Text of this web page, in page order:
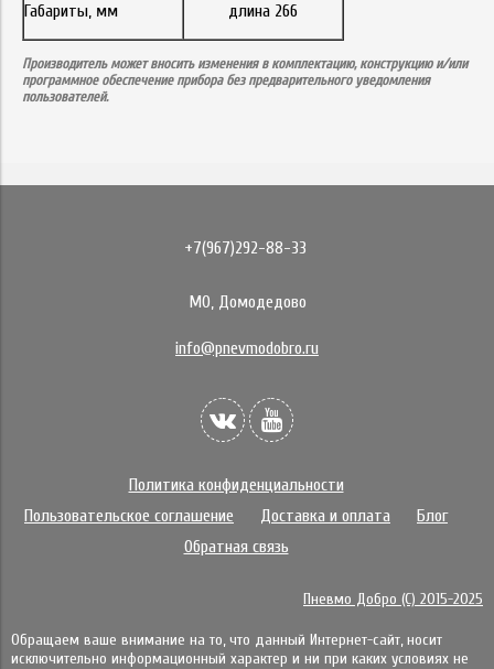
Габариты, мм длина 266
Производитель может вносить изменения в комплектацию, конструкцию и/или
программное обеспечение прибора без предварительного уведомления
пользователей.
+7(967)292-88-33
МО, Домодедово
info@pnevmodobro.ru
Политика конфиденциальности
Пользовательское соглашение
Доставка и оплата
Блог
Обратная связь
Пневмо Добро (С) 2015-2025
Обращаем ваше внимание на то, что данный Интернет-сайт, носит
исключительно информационный характер и ни при каких условиях не